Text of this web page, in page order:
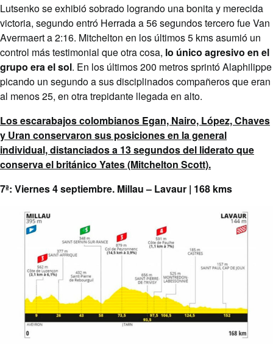
Lutsenko se exhibió sobrado logrando una bonita y merecida
victoria, segundo entró Herrada a 56 segundos tercero fue Van
Avermaert a 2:16. Mitchelton en los últimos 5 kms asumió un
control más testimonial que otra cosa, lo único agresivo en el
grupo era el sol. En los últimos 200 metros sprintó Alaphilippe
picando un segundo a sus disciplinados compañeros que eran
al menos 25, en otra trepidante llegada en alto.
Los escarabajos colombianos Egan, Nairo, López, Chaves
y Uran conservaron sus posiciones en la general
individual, distanciados a 13 segundos del liderato que
conserva el británico Yates (Mitchelton Scott).
7ª: Viernes 4 septiembre. Millau – Lavaur | 168 kms